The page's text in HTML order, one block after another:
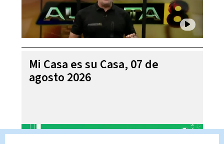
Mi Casa es su Casa, 07 de
agosto 2026